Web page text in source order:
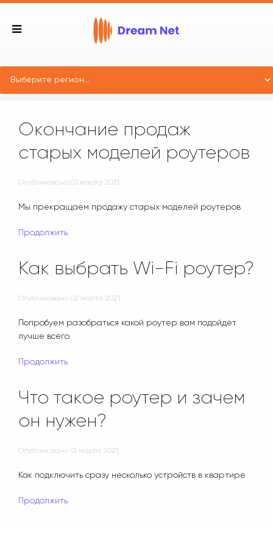
Окончание продаж
старых моделей роутеров
Опубликовано 03 марта 2021 .
Мы прекращаем продажу старых моделей роутеров
Продолжить
Как выбрать Wi-Fi роутер?
Опубликовано 02 марта 2021 .
Попробуем разобраться какой роутер вам подойдёт
лучше всего.
Продолжить
Что такое роутер и зачем
он нужен?
Опубликовано 01 марта 2021 .
Как подключить сразу несколько устройств в квартире
Продолжить